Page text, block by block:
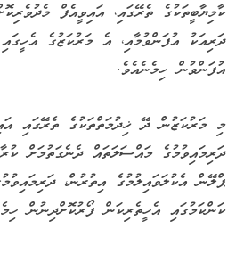
ކާމިޔާބީތަކުގެ ތެރޭގައި، އައިވީއެފް
އުފަންވުން ހިމެނެއެވެ.
މި މަރުކަޒުން ދޭ ޚިދުމަތްތަކުގެ ތެރޭގައި
ދަރިމައިވުމުގެ މައްސަލަތައް ދެނެގަތުމަށް
ޕްލޭން އެކުލަވައިލުމުގެ އިތުރުން،
ކަންކަމުގައި އެހީތެރިކަން ފޯރުކޮށްދިނުން